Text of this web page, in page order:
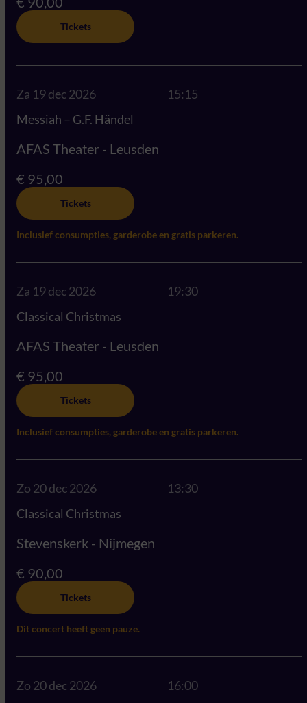
Tickets
Za 19 dec 2026
15:15
Messiah – G.F. Händel
AFAS Theater - Leusden
€ 95,00
Tickets
Inclusief consumpties, garderobe en gratis parkeren.
Za 19 dec 2026
19:30
Classical Christmas
AFAS Theater - Leusden
€ 95,00
Tickets
Inclusief consumpties, garderobe en gratis parkeren.
Zo 20 dec 2026
13:30
Classical Christmas
Stevenskerk - Nijmegen
€ 90,00
Tickets
Dit concert heeft geen pauze.
Zo 20 dec 2026
16:00